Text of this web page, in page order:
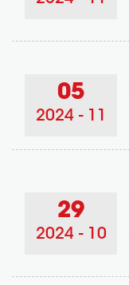
05
2024 - 11
29
2024 - 10